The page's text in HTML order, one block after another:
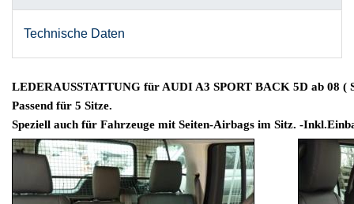
Technische Daten
LEDERAUSSTATTUNG für AUDI A3 SPORT BACK 5D ab 08 (
Passend für 5 Sitze.
Speziell auch für Fahrzeuge mit Seiten-Airbags im Sitz. -